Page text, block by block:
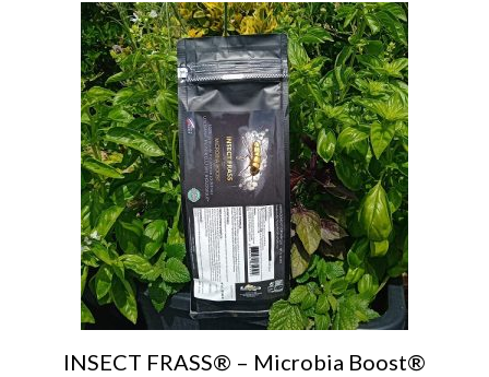
à
€477.00
INSECT FRASS® – Microbia Boost®